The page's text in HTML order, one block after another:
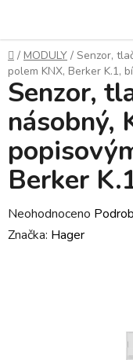
obsah
Domů
/ MODULY / Senzor,
polem KNX, Berker K.1,
Senzor,
násobný,
Berker
Průměrné
hodnocení
Neohodnoceno
Značka: Hager